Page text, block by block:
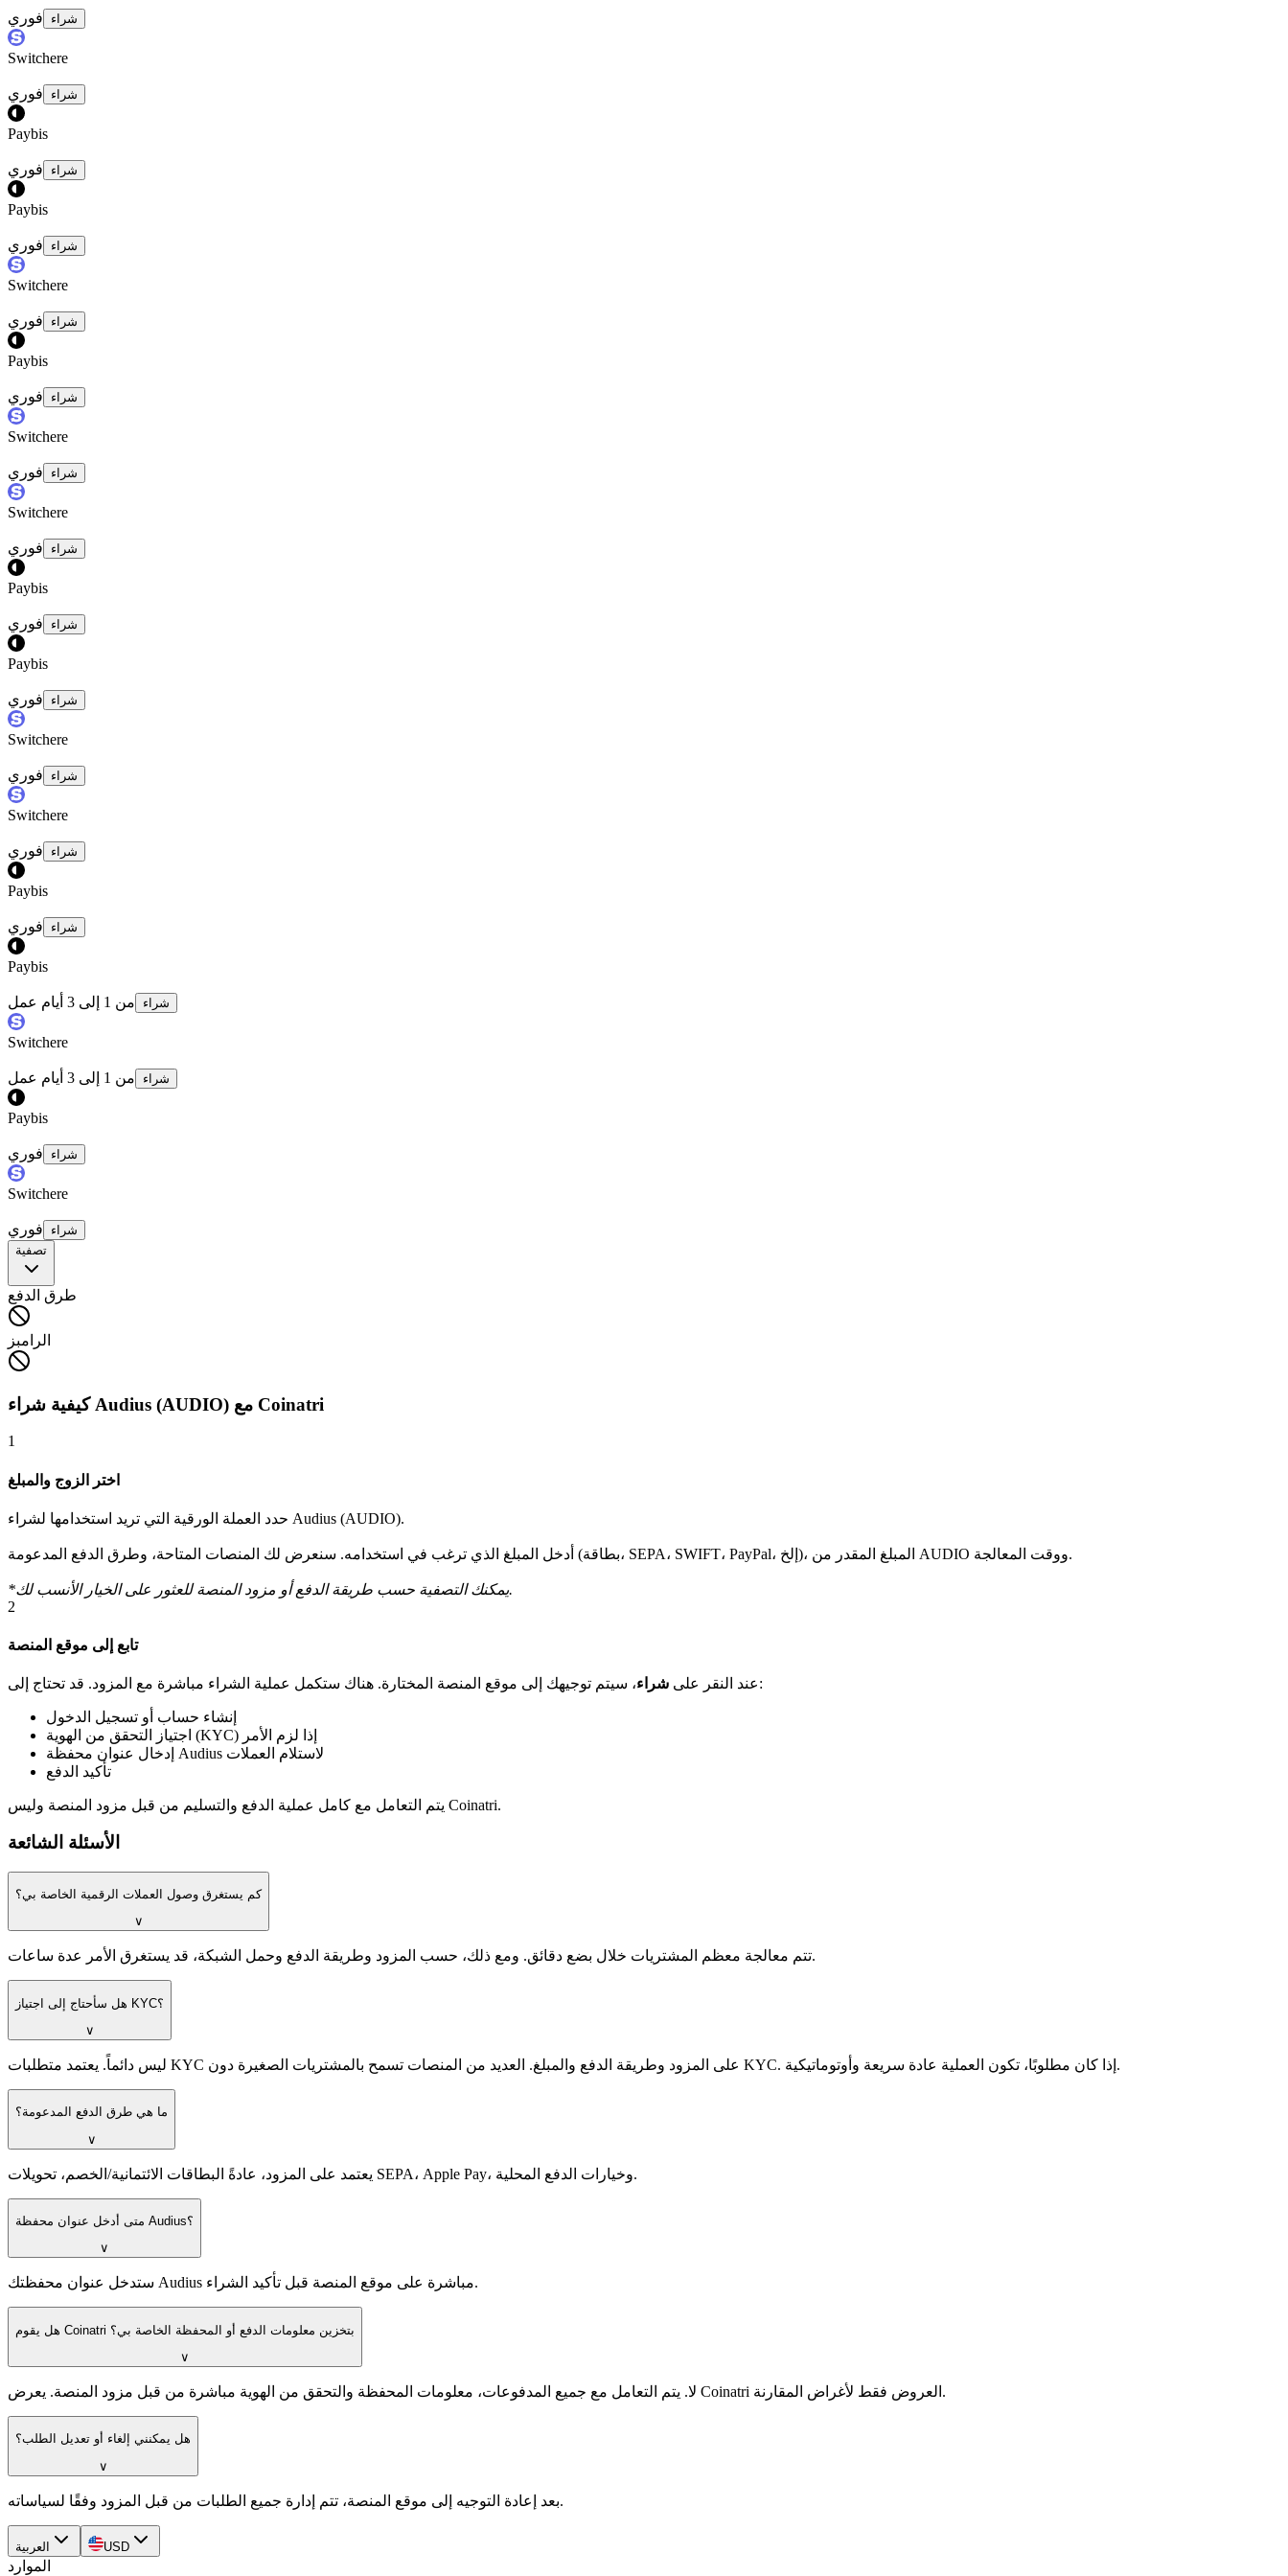
فوري شراء
Switchere
فوري شراء
Paybis
فوري شراء
Paybis
فوري شراء
Switchere
فوري شراء
Paybis
فوري شراء
Switchere
فوري شراء
Switchere
فوري شراء
Paybis
فوري شراء
Paybis
فوري شراء
Switchere
فوري شراء
Switchere
فوري شراء
Paybis
فوري شراء
Paybis
من 1 إلى 3 أيام عمل شراء
Switchere
من 1 إلى 3 أيام عمل شراء
Paybis
فوري شراء
Switchere
فوري
شراء
تصفية
طرق الدفع
الرامبز
كيفية شراء Audius (AUDIO) مع Coinatri
1
اختر الزوج والمبلغ
حدد العملة الورقية التي تريد استخدامها لشراء Audius (AUDIO).
أدخل المبلغ الذي ترغب في استخدامه. سنعرض لك المنصات المتاحة، وطرق الدفع المدعومة (بطاقة، SEPA، SWIFT، PayPal، إلخ)، المبلغ المقدر من AUDIO ووقت المعالجة.
*يمكنك التصفية حسب طريقة الدفع أو مزود المنصة للعثور على الخيار الأنسب لك.
2
تابع إلى موقع المنصة
عند النقر على شراء ، سيتم توجيهك إلى موقع المنصة المختارة. هناك ستكمل عملية الشراء مباشرة مع المزود. قد تحتاج إلى:
إنشاء حساب أو تسجيل الدخول
اجتياز التحقق من الهوية (KYC) إذا لزم الأمر
إدخال عنوان محفظة Audius لاستلام العملات
تأكيد الدفع
يتم التعامل مع كامل عملية الدفع والتسليم من قبل مزود المنصة وليس Coinatri.
الأسئلة الشائعة
كم يستغرق وصول العملات الرقمية الخاصة بي؟
∨
تتم معالجة معظم المشتريات خلال بضع دقائق. ومع ذلك، حسب المزود وطريقة الدفع وحمل الشبكة، قد يستغرق الأمر عدة ساعات.
هل سأحتاج إلى اجتياز KYC؟
∨
ليس دائماً. يعتمد متطلبات KYC على المزود وطريقة الدفع والمبلغ. العديد من المنصات تسمح بالمشتريات الصغيرة دون KYC. إذا كان مطلوبًا، تكون العملية عادة سريعة وأوتوماتيكية.
ما هي طرق الدفع المدعومة؟
∨
يعتمد على المزود، عادةً البطاقات الائتمانية/الخصم، تحويلات SEPA، Apple Pay، وخيارات الدفع المحلية.
متى أدخل عنوان محفظة Audius؟
∨
ستدخل عنوان محفظتك Audius مباشرة على موقع المنصة قبل تأكيد الشراء.
هل يقوم Coinatri بتخزين معلومات الدفع أو المحفظة الخاصة بي؟
∨
لا. يتم التعامل مع جميع المدفوعات، معلومات المحفظة والتحقق من الهوية مباشرة من قبل مزود المنصة. يعرض Coinatri العروض فقط لأغراض المقارنة.
هل يمكنني إلغاء أو تعديل الطلب؟
∨
بعد إعادة التوجيه إلى موقع المنصة، تتم إدارة جميع الطلبات من قبل المزود وفقًا لسياساته.
العربية USD
الموارد